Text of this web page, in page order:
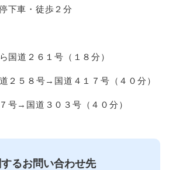
下車・徒歩２分
国道２６１号（１８分）
２５８号→国道４１７号（４０分）
号→国道３０３号（４０分）
るお問い合わせ先